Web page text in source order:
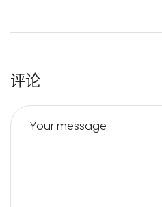
评论
Your message